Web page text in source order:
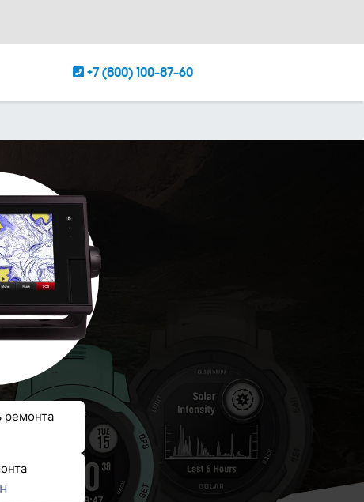
+7 (800) 100-87-60
ремонта